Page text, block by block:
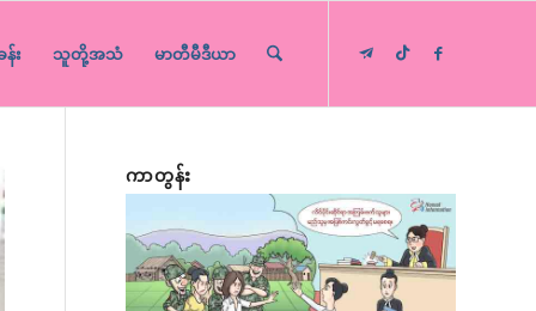
န်း သူတို့အသံ မာတီမီဒီယာ
ကာတွန်း